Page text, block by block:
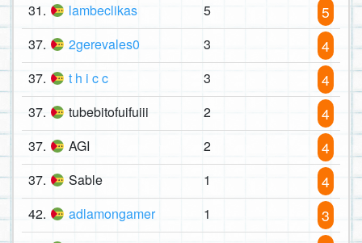
31. lambeclikas 5 5
37. 2gerevales0 3 4
37. t h i c c 3 4
37. tubebitofuifuiii 2 4
37. AGI 2 4
37. Sable 1 4
42. adlamongamer 1 3